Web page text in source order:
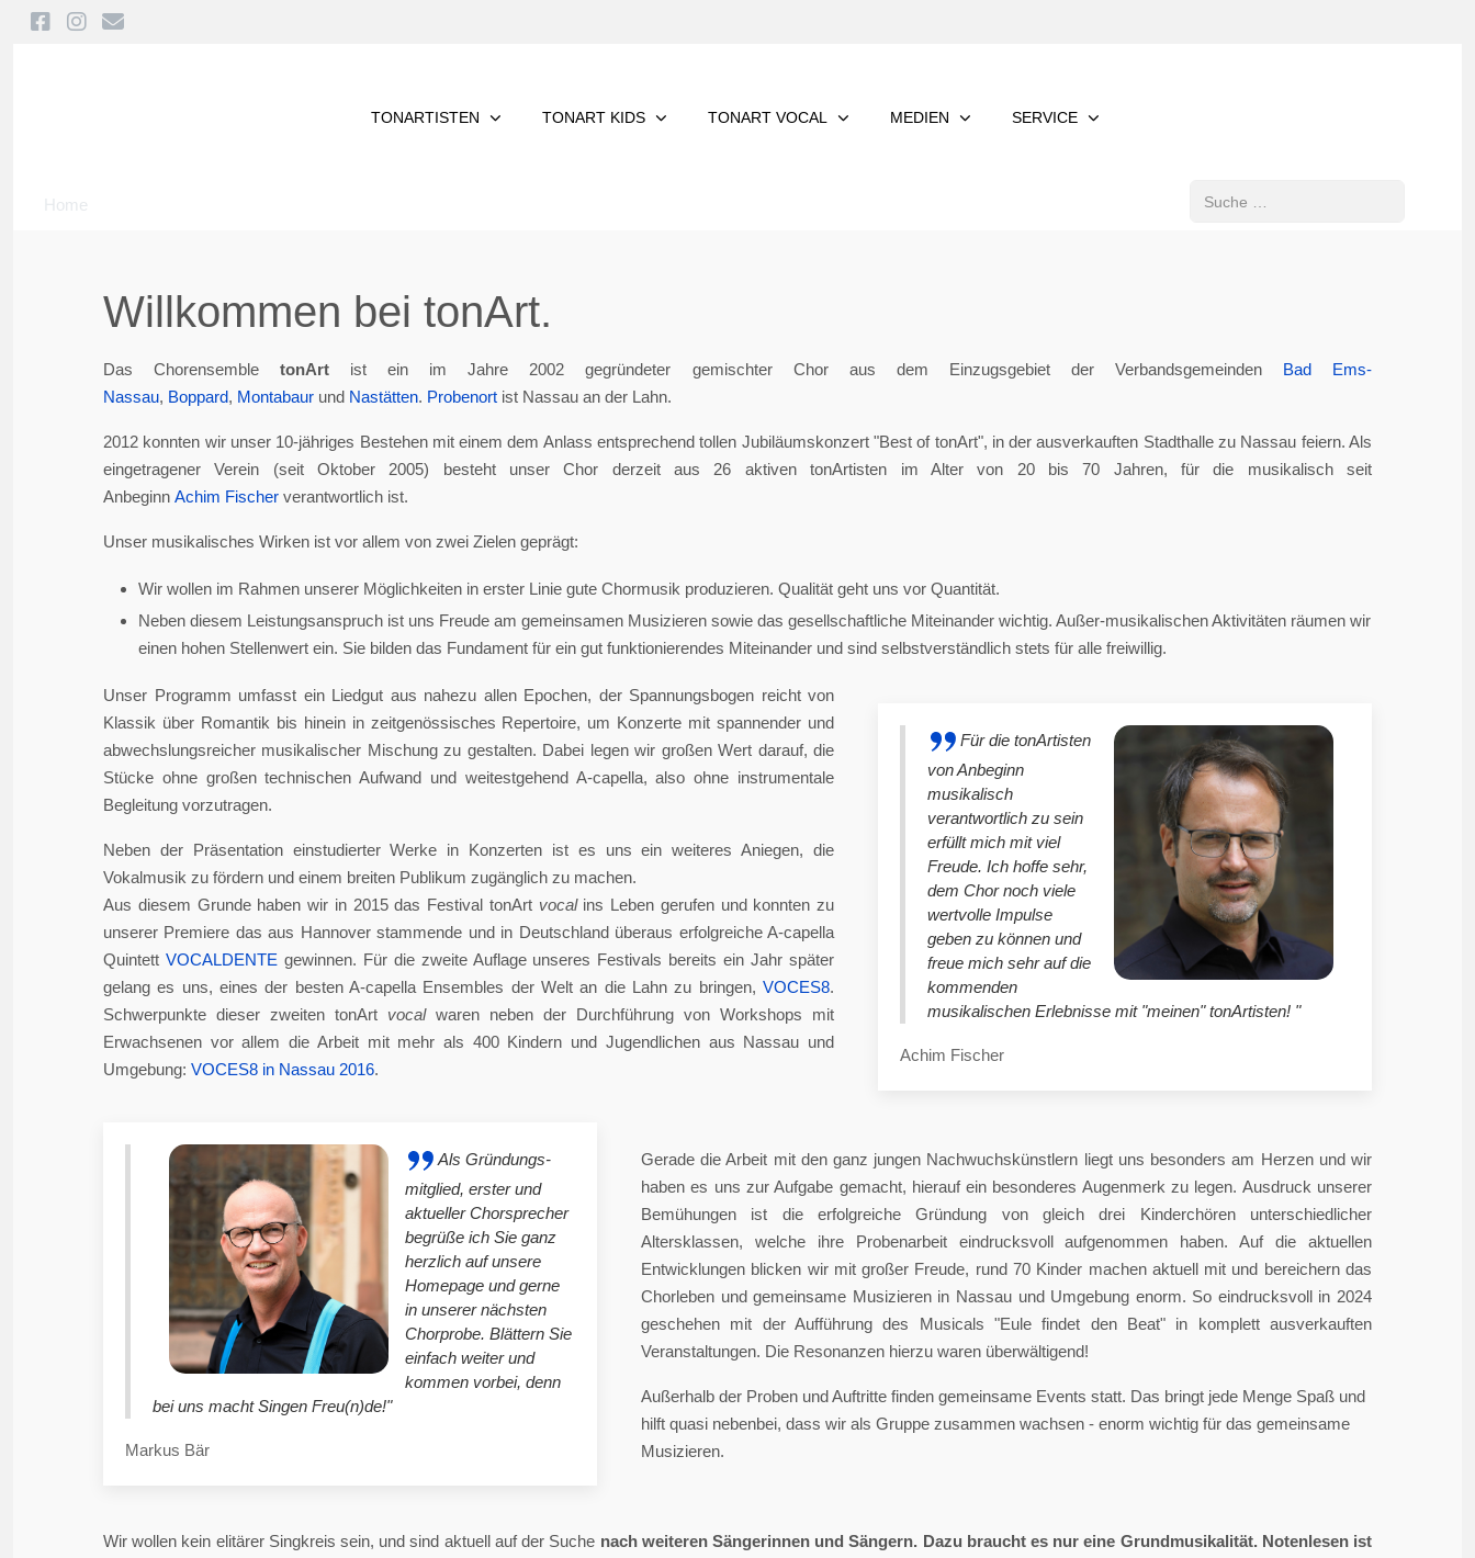
TONARTISTEN TONART KIDS TONART VOCAL MEDIEN SERVICE
Home
Suchen
Willkommen bei tonArt.
Das ChorensembletonArt ist ein im Jahre 2002 gegründeter gemischter Chor aus dem Einzugsgebiet der Verbandsgemeinden Bad Ems-
Nassau, Boppard, Montabaur und Nastätten. Probenort ist Nassau an der Lahn.
2012 konnten wir unser 10-jähriges Bestehen mit einem dem Anlass entsprechend tollen Jubiläumskonzert "Best of tonArt", in der ausverkauften Stadthalle zu Nassau feiern. Als
eingetragener Verein (seit Oktober 2005) besteht unser Chor derzeit aus 26 aktiven tonArtisten im Alter von 20 bis 70 Jahren, für die musikalisch seit
Anbeginn Achim Fischer verantwortlich ist.
Unser musikalisches Wirken ist vor allem von zwei Zielen geprägt:
Wir wollen im Rahmen unserer Möglichkeiten in erster Linie gute Chormusik produzieren. Qualität geht uns vor Quantität.
Neben diesem Leistungsanspruch ist uns Freude am gemeinsamen Musizieren sowie das gesellschaftliche Miteinander wichtig. Außer-musikalischen Aktivitäten räumen wir
einen hohen Stellenwert ein. Sie bilden das Fundament für ein gut funktionierendes Miteinander und sind selbstverständlich stets für alle freiwillig.
Für die tonArtisten
von Anbeginn
musikalisch
verantwortlich zu sein
erfüllt mich mit viel
Freude. Ich hoffe sehr,
dem Chor noch viele
wertvolle Impulse
geben zu können und
freue mich sehr auf die
kommenden
musikalischen Erlebnisse mit "meinen" tonArtisten! "
Achim Fischer
Unser Programm umfasst ein Liedgut aus nahezu allen Epochen, der Spannungsbogen reicht von
Klassik über Romantik bis hinein in zeitgenössisches Repertoire, um Konzerte mit spannender und
abwechslungsreicher musikalischer Mischung zu gestalten. Dabei legen wir großen Wert darauf, die
Stücke ohne großen technischen Aufwand und weitestgehend A-capella, also ohne instrumentale
Begleitung vorzutragen.
Neben der Präsentation einstudierter Werke in Konzerten ist es uns ein weiteres Aniegen, die
Vokalmusik zu fördern und einem breiten Publikum zugänglich zu machen.
Aus diesem Grunde haben wir in 2015 das Festival tonArt vocal ins Leben gerufen und konnten zu
unserer Premiere das aus Hannover stammende und in Deutschland überaus erfolgreiche A-capella
Quintett VOCALDENTE gewinnen. Für die zweite Auflage unseres Festivals bereits ein Jahr später
gelang es uns, eines der besten A-capella Ensembles der Welt an die Lahn zu bringen, VOCES8.
Schwerpunkte dieser zweiten tonArt vocalwaren neben der Durchführung von Workshops mit
Erwachsenen vor allem die Arbeit mit mehr als 400 Kindern und Jugendlichen aus Nassau und
Umgebung: VOCES8 in Nassau 2016.
Als Gründungs-
mitglied, erster und
aktueller Chorsprecher
begrüße ich Sie ganz
herzlich auf unsere
Homepage und gerne
in unserer nächsten
Chorprobe. Blättern Sie
einfach weiter und
kommen vorbei, denn
bei uns macht Singen Freu(n)de!"
Markus Bär
Gerade die Arbeit mit den ganz jungen Nachwuchskünstlern liegt uns besonders am Herzen und wir
haben es uns zur Aufgabe gemacht, hierauf ein besonderes Augenmerk zu legen. Ausdruck unserer
Bemühungen ist die erfolgreiche Gründung von gleich drei Kinderchören unterschiedlicher
Altersklassen, welche ihre Probenarbeit eindrucksvoll aufgenommen haben. Auf die aktuellen
Entwicklungen blicken wir mit großer Freude, rund 70 Kinder machen aktuell mit und bereichern das
Chorleben und gemeinsame Musizieren in Nassau und Umgebung enorm. So eindrucksvoll in 2024
geschehen mit der Aufführung des Musicals "Eule findet den Beat" in komplett ausverkauften
Veranstaltungen. Die Resonanzen hierzu waren überwältigend!
Außerhalb der Proben und Auftritte finden gemeinsame Events statt. Das bringt jede Menge Spaß und
hilft quasi nebenbei, dass wir als Gruppe zusammen wachsen - enorm wichtig für das gemeinsame
Musizieren.
Wir wollen kein elitärer Singkreis sein, und sind aktuell auf der Suche nach weiteren Sängerinnen und Sängern. Dazu braucht es nur eine Grundmusikalität. Notenlesen ist